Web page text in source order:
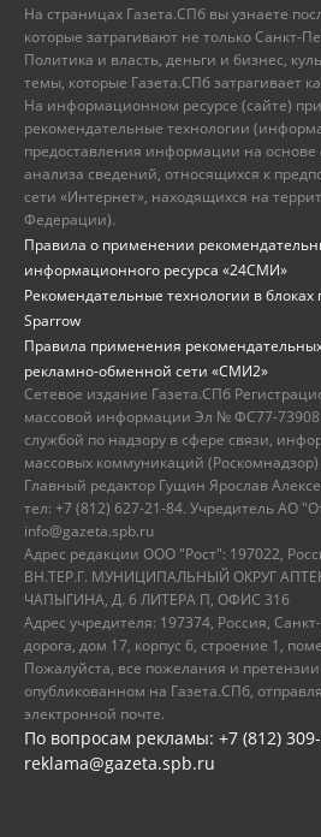
На страницах Газета.СПб вы узнаете
которые затрагивают не только Санкт-
Политика и власть, деньги и бизнес,
темы, которые Газета.СПб затрагивает
На информационном ресурсе (сайте)
рекомендательные технологии
предоставления информации на основе
анализа сведений, относящихся к
сети «Интернет», находящихся на
Федерации).
Правила о применении
информационного ресурса «24СМИ»
Рекомендательные технологии в
Sparrow
Правила применения
рекламно-обменной сети «СМИ2»
Сетевое издание Газета.СПб
массовой информации Эл № ФС77-
службой по надзору в сфере связи,
массовых коммуникаций (Роскомнадзор)
Главный редактор Гущин Ярослав
тел: +7 (812) 627-21-84. Учредитель АО
info@gazeta.spb.ru
Адрес редакции ООО "Рост": 197022,
ВН.ТЕР.Г. МУНИЦИПАЛЬНЫЙ ОКРУГ
ЧАПЫГИНА, Д. 6 ЛИТЕРА П, ОФИС 316
Адрес учредителя: 197374, Россия,
дорога, дом 17, корпус 6, строение 1,
Пожалуйста, все пожелания и претензии
опубликованном на Газета.СПб,
электронной почте.
По вопросам рекламы: +7 (812)
reklama@gazeta.spb.ru